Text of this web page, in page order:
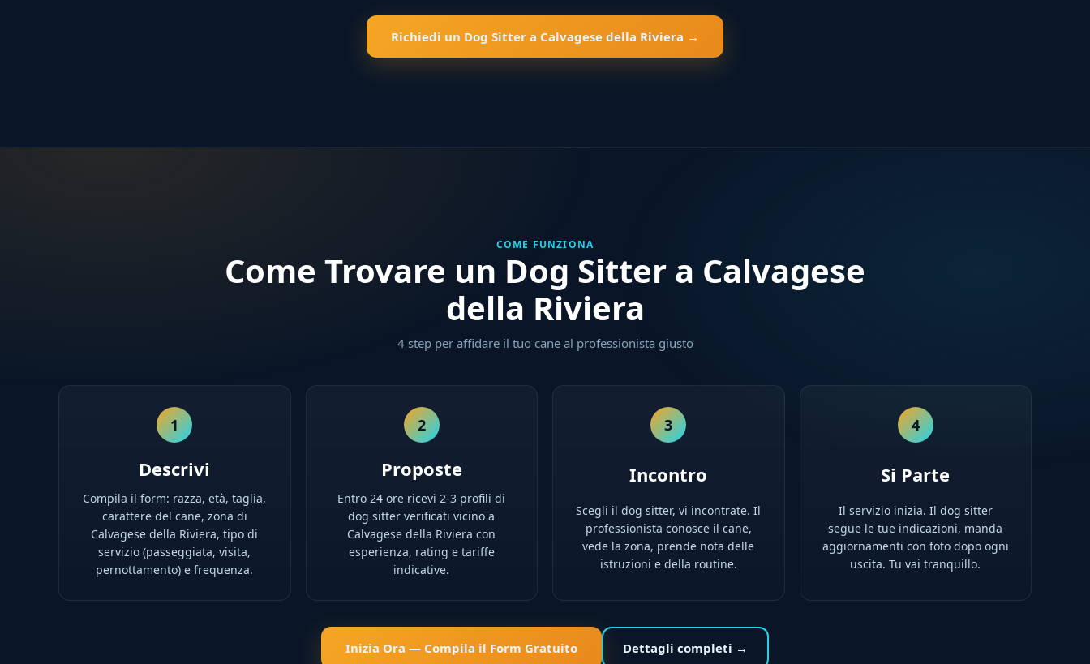
Richiedi un Dog Sitter a Calvagese della Riviera →
COME FUNZIONA
Come Trovare un Dog Sitter a Calvagese
della Riviera
4 step per affidare il tuo cane al professionista giusto
1
Descrivi
Compila il form: razza, età, taglia,
carattere del cane, zona di
Calvagese della Riviera, tipo di
servizio (passeggiata, visita,
pernottamento) e frequenza.
2
Proposte
Entro 24 ore ricevi 2-3 profili di
dog sitter verificati vicino a
Calvagese della Riviera con
esperienza, rating e tariffe
indicative.
3
Incontro
Scegli il dog sitter, vi incontrate. Il
professionista conosce il cane,
vede la zona, prende nota delle
istruzioni e della routine.
4
Si Parte
Il servizio inizia. Il dog sitter
segue le tue indicazioni, manda
aggiornamenti con foto dopo ogni
uscita. Tu vai tranquillo.
Inizia Ora — Compila il Form Gratuito Dettagli completi →